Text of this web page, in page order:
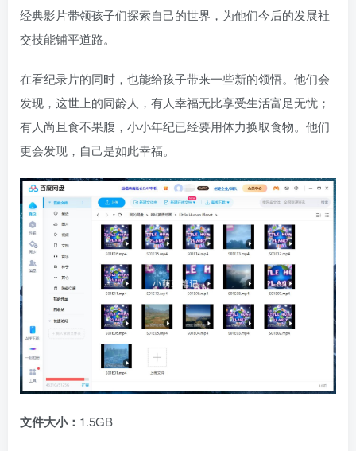
经典影片带领孩子们探索自己的世界，为他们今后的发展社
交技能铺平道路。
在看纪录片的同时，也能给孩子带来一些新的领悟。他们会
发现，这世上的同龄人，有人幸福无比享受生活富足无忧；
有人尚且食不果腹，小小年纪已经要用体力换取食物。他们
更会发现，自己是如此幸福。
文件大小： 1.5GB